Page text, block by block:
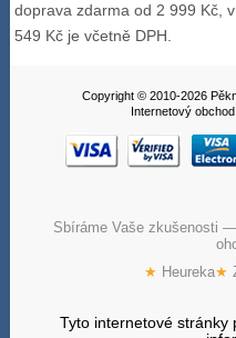
doprava zdarma od 2 999 Kč,
549 Kč je včetně DPH.
Copyright © 2010-2026
Internetový
Sbíráme Vaše zkušenosti
★ Heureka★
Tyto internetové